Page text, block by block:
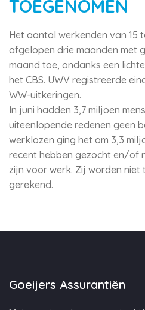
TOEGENOMEN
Het aantal werkenden van 15
afgelopen drie maanden met
maand toe, ondanks een
het CBS. UWV registreerde
WW-uitkeringen.
In juni hadden 3,7 miljoen
uiteenlopende redenen geen
werklozen ging het om 3,3
recent hebben gezocht en/of
zijn voor werk. Zij worden
gerekend.
Goeijers Assurantiën